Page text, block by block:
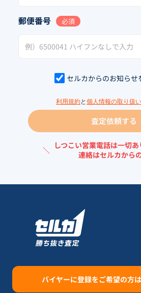
郵便番号 必須
セルカからのお知らせ
利用規約と 個人情報の取り扱い
査定依頼する
＼ しつこい営業電話は一切あ
連絡はセルカから
バイヤーに登録をご希望の方